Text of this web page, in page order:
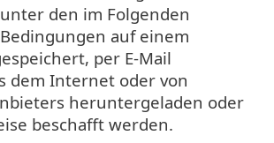
den im Folgenden
auf einem
per E-Mail
dem Internet oder von
heruntergeladen oder
beschafft werden.